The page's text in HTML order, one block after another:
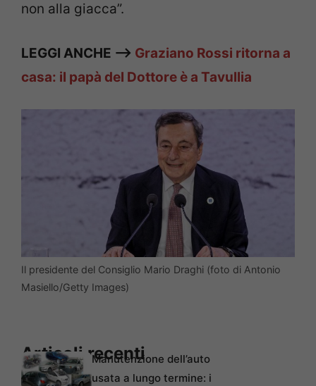
non alla giacca”.
LEGGI ANCHE —> Graziano Rossi ritorna a
casa: il papà del Dottore è a Tavullia
Il presidente del Consiglio Mario Draghi (foto di Antonio
Masiello/Getty Images)
Articoli recentiManutenzione dell’auto
usata a lungo termine: i